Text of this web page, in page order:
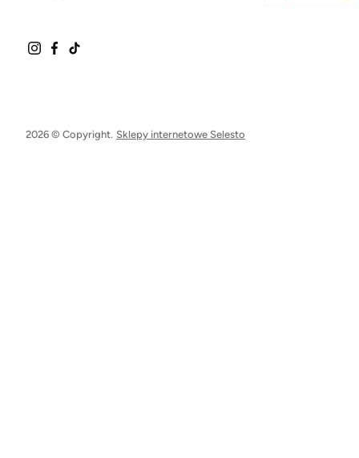
2026 © Copyright. Sklepy internetowe Selesto